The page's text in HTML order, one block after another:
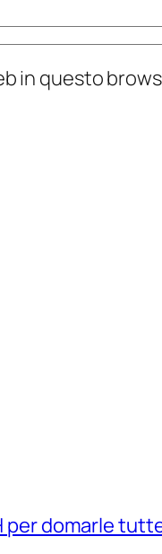
in questo
per domarle